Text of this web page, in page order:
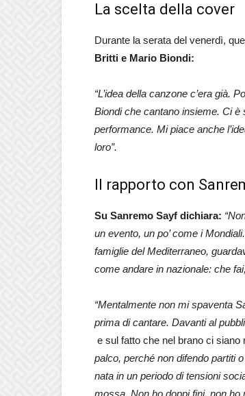
La scelta della cover
Durante la serata del venerdì,
Britti e Mario Biondi:
“L’idea della canzone c’era già.
Biondi che cantano insieme. Ci
performance. Mi piace anche
loro”.
Il rapporto con
Su Sanremo Sayf dichiara:
un evento, un po’ come i
famiglie del Mediterraneo,
come andare in nazionale: che
“Mentalmente non mi spaventa
prima di cantare. Davanti al
e sul fatto che nel brano ci
palco, perché non difendo partiti
nata in un periodo di tensioni
mossa. Non ho doppi fini, non ho